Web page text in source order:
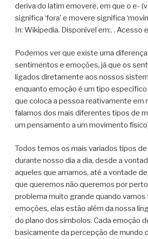
deriva do latim emovere, em que o e-
significa ‘fora’ e movere significa
In: Wikipedia. Disponível em:. . Acesso
Podemos ver que existe uma
sentimentos e emoções, já que os
ligados diretamente aos nossos
enquanto emoção é um tipo
que coloca a pessoa reativamente em
falamos dos mais diferentes tipos de
um pensamento a um movimento
Todos temos os mais variados tipos
durante nosso dia a dia, desde a
aqueles que amamos, até a vontade
que queremos não queremos por
problema muito grande quando vamos
emoções, elas estão além da nossa
do plano dos símbolos. Cada emoção
basicamente da percepção de mundo